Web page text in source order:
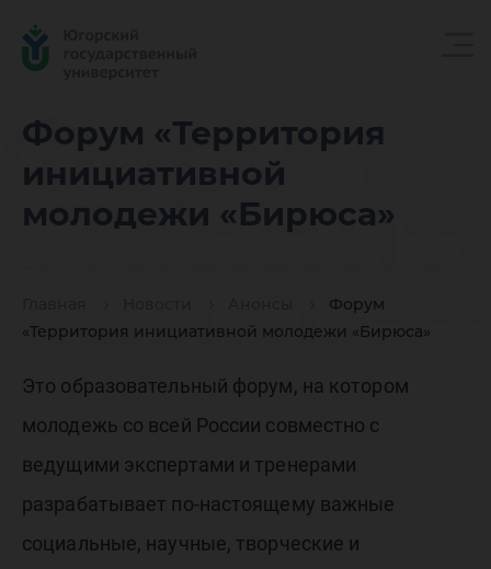
Форум «Территория
инициативной
молодежи «Бирюса»
Форум
«Территория инициативной молодежи «Бирюса»
Форум
Это образовательный форум, на котором
молодежь со всей России совместно с
ведущими экспертами и тренерами
разрабатывает по-настоящему важные
социальные, научные, творческие и